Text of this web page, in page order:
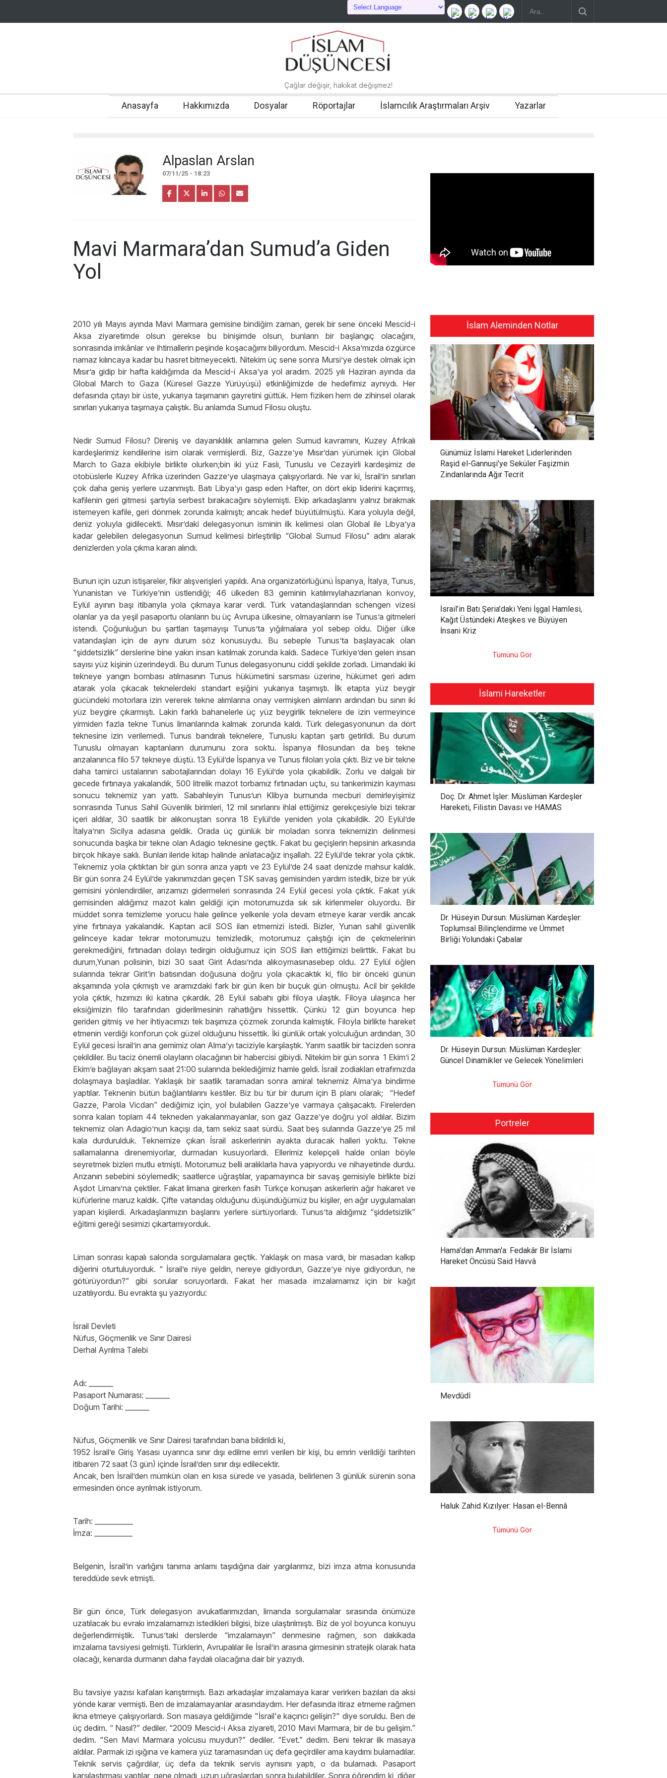
Çağlar değişir, hakikat değişmez!
Anasayfa Hakkımızda Dosyalar Röportajlar İslamcılık Araştırmaları Arşiv Yazarlar
Alpaslan Arslan
07/11/25 - 18:23
Mavi Marmara’dan Sumud’a Giden
Yol
2010 yılı Mayıs ayında Mavi Marmara gemisine bindiğim zaman, gerek bir sene önceki Mescid-i
Aksa ziyaretimde olsun gerekse bu binişimde olsun, bunların bir başlangıç olacağını,
sonrasında imkânlar ve ihtimallerin peşinde koşacağımı biliyordum. Mescid-i Aksa’mızda özgürce
namaz kılıncaya kadar bu hasret bitmeyecekti. Nitekim üç sene sonra Mursi’ye destek olmak için
Mısır’a gidip bir hafta kaldığımda da Mescid-i Aksa’ya yol aradım. 2025 yılı Haziran ayında da
Global March to Gaza (Küresel Gazze Yürüyüşü) etkinliğimizde de hedefimiz aynıydı. Her
defasında çıtayı bir üste, yukarıya taşımanın gayretini güttük. Hem fiziken hem de zihinsel olarak
sınırları yukarıya taşımaya çalıştık. Bu anlamda Sumud Filosu oluştu.
Nedir Sumud Filosu? Direniş ve dayanıklılık anlamına gelen Sumud kavramını, Kuzey Afrikalı
kardeşlerimiz kendilerine isim olarak vermişlerdi. Biz, Gazze’ye Mısır’dan yürümek için Global
March to Gaza ekibiyle birlikte olurken;bin iki yüz Faslı, Tunuslu ve Cezayirli kardeşimiz de
otobüslerle Kuzey Afrika üzerinden Gazze’ye ulaşmaya çalışıyorlardı. Ne var ki, İsrail’in sınırları
çok daha geniş yerlere uzanmıştı. Batı Libya’yı gasp eden Hafter, on dört ekip liderini kaçırmış,
kafilenin geri gitmesi şartıyla serbest bırakacağını söylemişti. Ekip arkadaşlarını yalnız bırakmak
istemeyen kafile, geri dönmek zorunda kalmıştı; ancak hedef büyütülmüştü. Kara yoluyla değil,
deniz yoluyla gidilecekti. Mısır’daki delegasyonun isminin ilk kelimesi olan Global ile Libya’ya
kadar gelebilen delegasyonun Sumud kelimesi birleştirilip “Global Sumud Filosu” adını alarak
denizlerden yola çıkma kararı alındı.
Bunun için uzun istişareler, fikir alışverişleri yapıldı. Ana organizatörlüğünü İspanya, İtalya, Tunus,
Yunanistan ve Türkiye’nin üstlendiği; 46 ülkeden 83 geminin katılımıylahazırlanan konvoy,
Eylül ayının başı itibarıyla yola çıkmaya karar verdi. Türk vatandaşlarından schengen vizesi
olanlar ya da yeşil pasaportu olanların bu üç Avrupa ülkesine, olmayanların ise Tunus’a gitmeleri
istendi. Çoğunluğun bu şartları taşımayışı Tunus’ta yığılmalara yol sebep oldu. Diğer ülke
vatandaşları için de aynı durum söz konusuydu. Bu sebeple Tunus’ta başlayacak olan
“şiddetsizlik” derslerine bine yakın insan katılmak zorunda kaldı. Sadece Türkiye’den gelen insan
sayısı yüz kişinin üzerindeydi. Bu durum Tunus delegasyonunu ciddi şekilde zorladı. Limandaki iki
tekneye yangın bombası atılmasının Tunus hükümetini sarsması üzerine, hükümet geri adım
atarak yola çıkacak teknelerdeki standart eşiğini yukarıya taşımıştı. İlk etapta yüz beygir
gücündeki motorlara izin vererek tekne alımlarına onay vermişken alımların ardından bu sınırı iki
yüz beygire çıkarmıştı. Lakin farklı bahanelerle üç yüz beygirlik teknelere de izin vermeyince
yirmiden fazla tekne Tunus limanlarında kalmak zorunda kaldı. Türk delegasyonunun da dört
teknesine izin verilemedi. Tunus bandıralı teknelere, Tunuslu kaptan şartı getirildi. Bu durum
Tunuslu olmayan kaptanların durumunu zora soktu. İspanya filosundan da beş tekne
arızalanınca filo 57 tekneye düştü. 13 Eylül’de İspanya ve Tunus filoları yola çıktı. Biz ve bir tekne
daha tamirci ustalarının sabotajlarından dolayı 16 Eylül’de yola çıkabildik. Zorlu ve dalgalı bir
gecede fırtınaya yakalandık, 500 litrelik mazot torbamız fırtınadan uçtu, su tankerimizin kayması
sonucu teknemiz yan yattı. Sabahleyin Tunus’un Klibya burnunda mecburi demirleyişimiz
sonrasında Tunus Sahil Güvenlik birimleri, 12 mil sınırlarını ihlal ettiğimiz gerekçesiyle bizi tekrar
içeri aldılar, 30 saatlik bir alıkonuştan sonra 18 Eylül’de yeniden yola çıkabildik. 20 Eylül’de
İtalya’nın Sicilya adasına geldik. Orada üç günlük bir moladan sonra teknemizin delinmesi
sonucunda başka bir tekne olan Adagio teknesine geçtik. Fakat bu geçişlerin hepsinin arkasında
birçok hikaye saklı. Bunları ileride kitap halinde anlatacağız inşallah. 22 Eylül’de tekrar yola çıktık.
Teknemiz yola çıktıktan bir gün sonra arıza yaptı ve 23 Eylül’de 24 saat denizde mahsur kaldık.
Bir gün sonra 24 Eylül’de yakınımızdan geçen TSK savaş gemisinden yardım istedik, bize bir yük
gemisini yönlendirdiler, arızamızı gidermeleri sonrasında 24 Eylül gecesi yola çıktık. Fakat yük
gemisinden aldığımız mazot kalın geldiği için motorumuzda sık sık kirlenmeler oluyordu. Bir
müddet sonra temizleme yorucu hale gelince yelkenle yola devam etmeye karar verdik ancak
yine fırtınaya yakalandık. Kaptan acil SOS ilan etmemizi istedi. Bizler, Yunan sahil güvenlik
gelinceye kadar tekrar motorumuzu temizledik, motorumuz çalıştığı için de çekmelerinin
gerekmediğini, fırtınadan dolayı tedirgin olduğumuz için SOS ilan ettiğimizi belirttik. Fakat bu
durum,Yunan polisinin, bizi 30 saat Girit Adası’nda alıkoymasınasebep oldu. 27 Eylül öğlen
sularında tekrar Girit’in batısından doğusuna doğru yola çıkacaktık ki, filo bir önceki günün
akşamında yola çıkmıştı ve aramızdaki fark bir gün iken bir buçuk gün olmuştu. Acil bir şekilde
yola çıktık, hızımızı iki katına çıkardık. 28 Eylül sabahı gibi filoya ulaştık. Filoya ulaşınca her
eksiğimizin filo tarafından giderilmesinin rahatlığını hissettik. Çünkü 12 gün boyunca hep
geriden gitmiş ve her ihtiyacımızı tek başımıza çözmek zorunda kalmıştık. Filoyla birlikte hareket
etmenin verdiği konforun çok güzel olduğunu hissettik. İki günlük ortak yolculuğun ardından, 30
Eylül gecesi İsrail’in ana gemimiz olan Alma’yı taciziyle karşılaştık. Yarım saatlik bir tacizden sonra
çekildiler. Bu taciz önemli olayların olacağının bir habercisi gibiydi. Nitekim bir gün sonra 1 Ekim’i 2
Ekim’e bağlayan akşam saat 21:00 sularında beklediğimiz hamle geldi. İsrail zodiakları etrafımızda
dolaşmaya başladılar. Yaklaşık bir saatlik taramadan sonra amiral teknemiz Alma’ya bindirme
yaptılar. Teknenin bütün bağlantılarını kestiler. Biz bu tür bir durum için B planı olarak; “Hedef
Gazze, Parola Vicdan” dediğimiz için, yol bulabilen Gazze’ye varmaya çalışacaktı. Firelerden
sonra kalan toplam 44 tekneden yakalanmayanlar, son gaz Gazze’ye doğru yol aldılar. Bizim
teknemiz olan Adagio’nun kaçışı da, tam sekiz saat sürdü. Saat beş sularında Gazze’ye 25 mil
kala durdurulduk. Teknemize çıkan İsrail askerlerinin ayakta duracak halleri yoktu. Tekne
sallamalarına direnemiyorlar, durmadan kusuyorlardı. Ellerimiz kelepçeli halde onları böyle
seyretmek bizleri mutlu etmişti. Motorumuz belli aralıklarla hava yapıyordu ve nihayetinde durdu.
Arızanın sebebini söylemedik; saatlerce uğraştılar, yapamayınca bir savaş gemisiyle birlikte bizi
Aşdot Limanı’na çektiler. Fakat limana girerken fasih Türkçe konuşan askerlerin ağır hakaret ve
küfürlerine maruz kaldık. Çifte vatandaş olduğunu düşündüğümüz bu kişiler, en ağır uygulamaları
yapan kişilerdi. Arkadaşlarımızın başlarını yerlere sürtüyorlardı. Tunus’ta aldığımız “şiddetsizlik”
eğitimi gereği sesimizi çıkartamıyorduk.
Liman sonrası kapalı salonda sorgulamalara geçtik. Yaklaşık on masa vardı, bir masadan kalkıp
diğerini oturtuluyorduk. “ İsrail’e niye geldin, nereye gidiyordun, Gazze’ye niye gidiyordun, ne
götürüyordun?” gibi sorular soruyorlardı. Fakat her masada imzalamamız için bir kağıt
uzatılıyordu. Bu evrakta şu yazıyordu:
İsrail Devleti
Nüfus, Göçmenlik ve Sınır Dairesi
Derhal Ayrılma Talebi
Adı: _______
Pasaport Numarası: _______
Doğum Tarihi: _______
Nüfus, Göçmenlik ve Sınır Dairesi tarafından bana bildirildi ki,
1952 İsrail’e Giriş Yasası uyarınca sınır dışı edilme emri verilen bir kişi, bu emrin verildiği tarihten
itibaren 72 saat (3 gün) içinde İsrail’den sınır dışı edilecektir.
Ancak, ben İsrail’den mümkün olan en kısa sürede ve yasada, belirlenen 3 günlük sürenin sona
ermesinden önce ayrılmak istiyorum.
Tarih: ___________
İmza: ___________
Belgenin, İsrail’in varlığını tanıma anlamı taşıdığına dair yargılarımız, bizi imza atma konusunda
tereddüde sevk etmişti.
Bir gün önce, Türk delegasyon avukatlarımızdan, limanda sorgulamalar sırasında önümüze
uzatılacak bu evrakı imzalamamızı istedikleri bilgisi, bize ulaştırılmıştı. Biz de yol boyunca konuyu
değerlendirmiştik. Tunus’taki derslerde “imzalamayın” denmesine rağmen, son dakikada
imzalama tavsiyesi gelmişti. Türklerin, Avrupalılar ile İsrail’in arasına girmesinin stratejik olarak hata
olacağı, kenarda durmanın daha faydalı olacağına dair bir yazıydı.
Bu tavsiye yazısı kafaları karıştırmıştı. Bazı arkadaşlar imzalamaya karar verirken bazıları da aksi
yönde karar vermişti. Ben de imzalamayanlar arasındaydım. Her defasında itiraz etmeme rağmen
ikna etmeye çalışıyorlardı. Son masaya geldiğimde "İsrail'e kaçıncı gelişin?" diye soruldu. Ben de
üç dedim. “ Nasıl?” dediler. “2009 Mescid-i Aksa ziyareti, 2010 Mavi Marmara, bir de bu gelişim.”
dedim. “Sen Mavi Marmara yolcusu muydun?” dediler. “Evet.” dedim. Beni tekrar ilk masaya
aldılar. Parmak izi ışığına ve kamera yüz taramasından üç defa geçirdiler ama kaydımı bulamadılar.
Teknik servis çağırdılar, üç defa da teknik servis aynısını yaptı, o da bulamadı. Pasaport
karşılaştırması yaptılar, gene olmadı, uzun uğraşlardan sonra bulabildiler. Sonra öğrendim ki, diğer
İslam Aleminden Notlar
Günümüz İslami Hareket Liderlerinden
Raşid el-Gannuşi’ye Seküler Faşizmin
Zindanlarında Ağır Tecrit
İsrail’in Batı Şeria’daki Yeni İşgal Hamlesi,
Kağıt Üstündeki Ateşkes ve Büyüyen
İnsani Kriz
Tümünü Gör
İslami Hareketler
Doç. Dr. Ahmet İşler: Müslüman Kardeşler
Hareketi, Filistin Davası ve HAMAS
Dr. Hüseyin Dursun: Müslüman Kardeşler:
Toplumsal Bilinçlendirme ve Ümmet
Birliği Yolundaki Çabalar
Dr. Hüseyin Dursun: Müslüman Kardeşler:
Güncel Dinamikler ve Gelecek Yönelimleri
Tümünü Gör
Portreler
Hama'dan Amman'a: Fedakâr Bir İslami
Hareket Öncüsü Said Havvâ
Mevdûdî
Haluk Zahid Kızılyer: Hasan el-Bennâ
Tümünü Gör